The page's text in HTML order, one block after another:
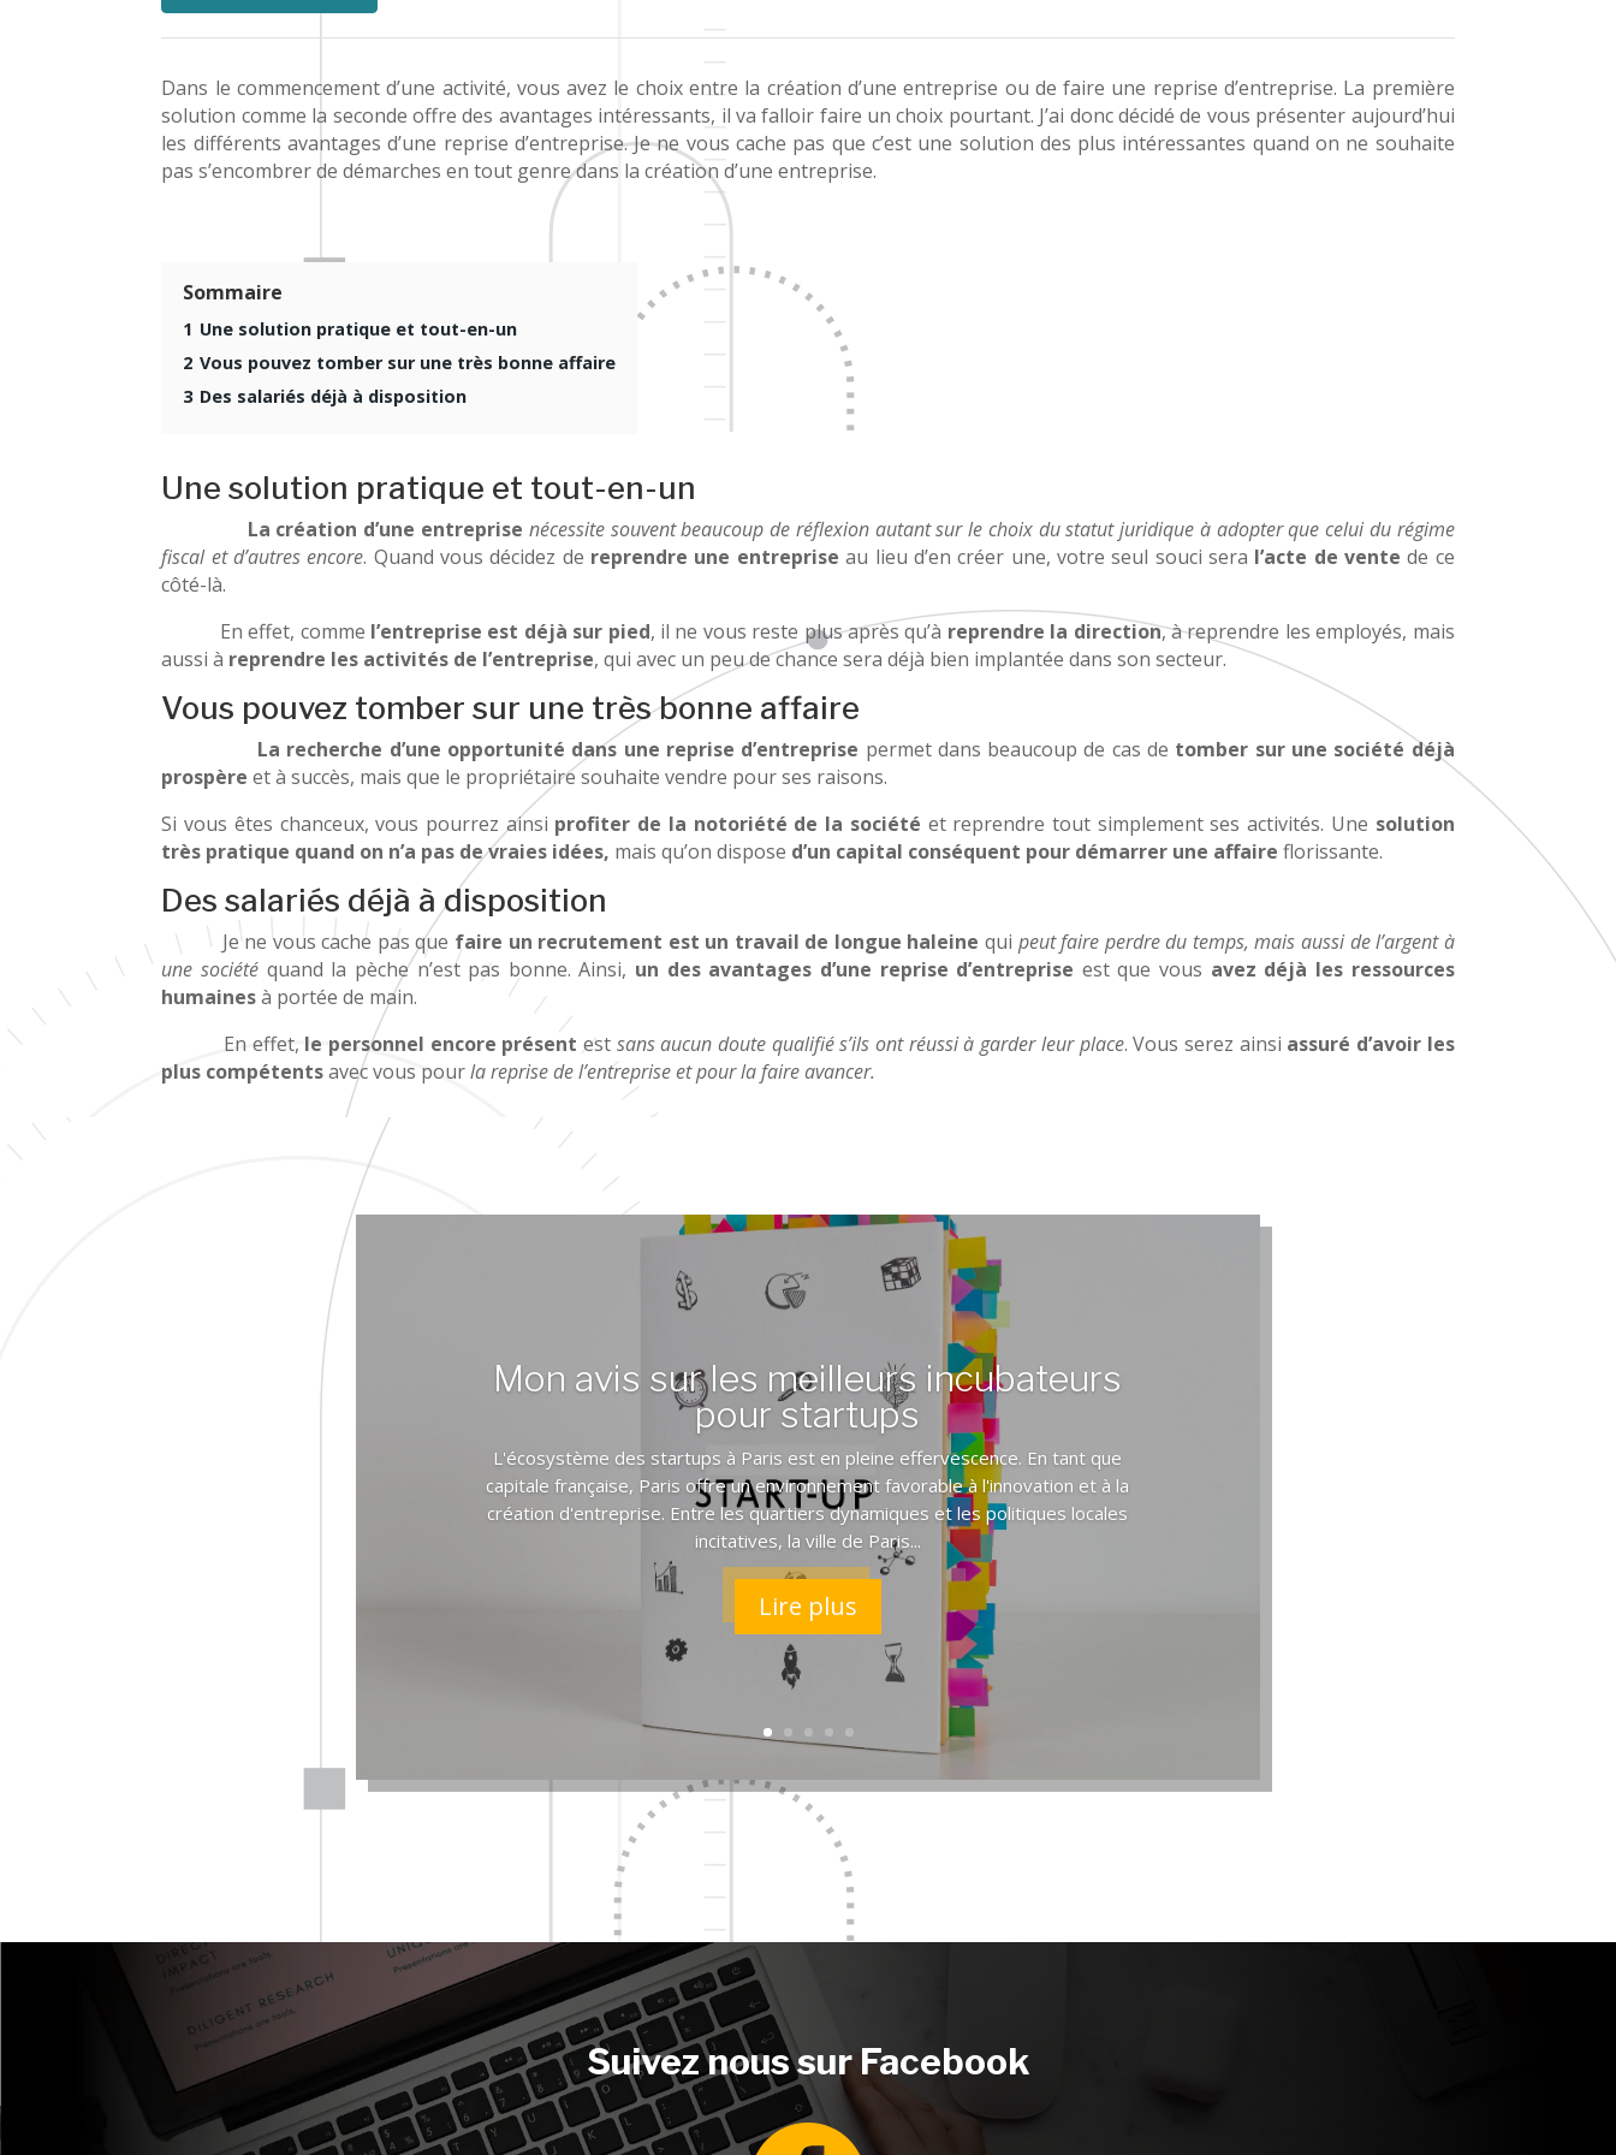
Dans le commencement d’une activité, vous avez le choix entre la création d’une entreprise ou de faire une reprise d’entreprise. La première
solution comme la seconde offre des avantages intéressants, il va falloir faire un choix pourtant. J’ai donc décidé de vous présenter aujourd’hui
les différents avantages d’une reprise d’entreprise. Je ne vous cache pas que c’est une solution des plus intéressantes quand on ne souhaite
pas s’encombrer de démarches en tout genre dans la création d’une entreprise.
Sommaire
1 Une solution pratique et tout-en-un
2 Vous pouvez tomber sur une très bonne affaire
3 Des salariés déjà à disposition
Une solution pratique et tout-en-un
La création d’une entreprise nécessite souvent beaucoup de réflexion autant sur le choix du statut juridique à adopter que celui du régime
fiscal et d’autres encore. Quand vous décidez de reprendre une entreprise au lieu d’en créer une, votre seul souci sera l’acte de vente de ce
côté-là.
En effet, comme l’entreprise est déjà sur pied, il ne vous reste plus après qu’à reprendre la direction, à reprendre les employés, mais
aussi à reprendre les activités de l’entreprise, qui avec un peu de chance sera déjà bien implantée dans son secteur.
Vous pouvez tomber sur une très bonne affaire
La recherche d’une opportunité dans une reprise d’entreprise permet dans beaucoup de cas de tomber sur une société déjà
prospère et à succès, mais que le propriétaire souhaite vendre pour ses raisons.
Si vous êtes chanceux, vous pourrez ainsi profiter de la notoriété de la société et reprendre tout simplement ses activités. Une solution
très pratique quand on n’a pas de vraies idées, mais qu’on dispose d’un capital conséquent pour démarrer une affaire florissante.
Des salariés déjà à disposition
Je ne vous cache pas que faire un recrutement est un travail de longue haleine qui peut faire perdre du temps, mais aussi de l’argent à
une société quand la pèche n’est pas bonne. Ainsi, un des avantages d’une reprise d’entreprise est que vous avez déjà les ressources
humainesà portée de main.
En effet, le personnel encore présent est sans aucun doute qualifié s’ils ont réussi à garder leur place. Vous serez ainsi assuré d’avoir les
plus compétentsavec vous pourla reprise de l’entreprise et pour la faire avancer.
Mon avis sur les meilleurs incubateurs
pour startups
L'écosystème des startups à Paris est en pleine effervescence. En tant que
capitale française, Paris offre un environnement favorable à l'innovation et à la
création d'entreprise. Entre les quartiers dynamiques et les politiques locales
incitatives, la ville de Paris...
Lire plus
Suivez nous sur Facebook